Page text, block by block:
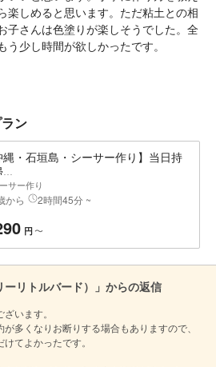
楽しめると思います。ただ粘土との相
子さんは色塗りが楽しそうでした。全
少し時間が欲しかったです。
ン
縄・石垣島・シーサー作り】当日持
...
サー作り
から 2時間45分 ~
円 〜
リトルバード）」からの返信
います。
多くなりお断りする場合もありますので、
てよかったです。